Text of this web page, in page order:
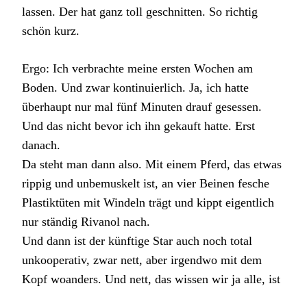
lassen. Der hat ganz toll geschnitten. So richtig
schön kurz.
Ergo: Ich verbrachte meine ersten Wochen am
Boden. Und zwar kontinuierlich. Ja, ich hatte
überhaupt nur mal fünf Minuten drauf gesessen.
Und das nicht bevor ich ihn gekauft hatte. Erst
danach.
Da steht man dann also. Mit einem Pferd, das etwas
rippig und unbemuskelt ist, an vier Beinen fesche
Plastiktüten mit Windeln trägt und kippt eigentlich
nur ständig Rivanol nach.
Und dann ist der künftige Star auch noch total
unkooperativ, zwar nett, aber irgendwo mit dem
Kopf woanders. Und nett, das wissen wir ja alle, ist